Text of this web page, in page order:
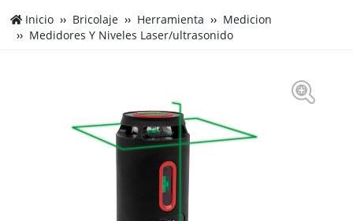
Inicio Bricolaje Herramienta
Medicion
Medidores Y Niveles Laser/ultrasonido